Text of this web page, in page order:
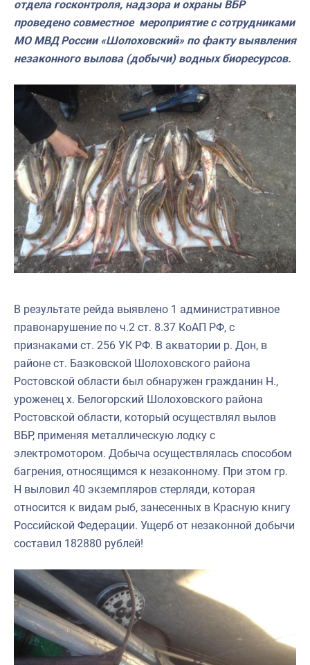
отдела госконтроля, надзора и охраны ВБР
проведено совместное мероприятие с сотрудниками
МО МВД России «Шолоховский» по факту выявления
незаконного вылова (добычи) водных биоресурсов.
В результате рейда выявлено 1 административное
правонарушение по ч.2 ст. 8.37 КоАП РФ, с
признаками ст. 256 УК РФ. В акватории р. Дон, в
районе ст. Базковской Шолоховского района
Ростовской области был обнаружен гражданин Н.,
уроженец х. Белогорский Шолоховского района
Ростовской области, который осуществлял вылов
ВБР, применяя металлическую лодку с
электромотором. Добыча осуществлялась способом
багрения, относящимся к незаконному. При этом гр.
Н выловил 40 экземпляров стерляди, которая
относится к видам рыб, занесенных в Красную книгу
Российской Федерации. Ущерб от незаконной добычи
составил 182880 рублей!